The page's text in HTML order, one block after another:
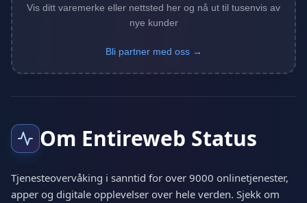
Vis ditt varemerke eller nettsted her og nå ut til tusenvis av
nye kunder
Bli partner med oss →
Om Entireweb Status
Tjenesteovervåking i sanntid for over 9000 onlinetjenester,
apper og digitale opplevelser over hele verden. Sjekk om